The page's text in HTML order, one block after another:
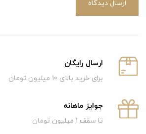
ارسال دیدگاه
ارسال رایگان
برای خرید بالای 10 میلیون تومان
جوایز ماهانه
تا سقف 1 میلیون تومان